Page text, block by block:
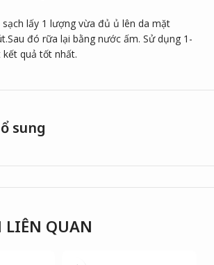
lấy 1 lượng vừa đủ ủ lên da mặt
đó rữa lại bằng nước ấm. Sử dụng 1-
quả tốt nhất.
sung
LIÊN QUAN